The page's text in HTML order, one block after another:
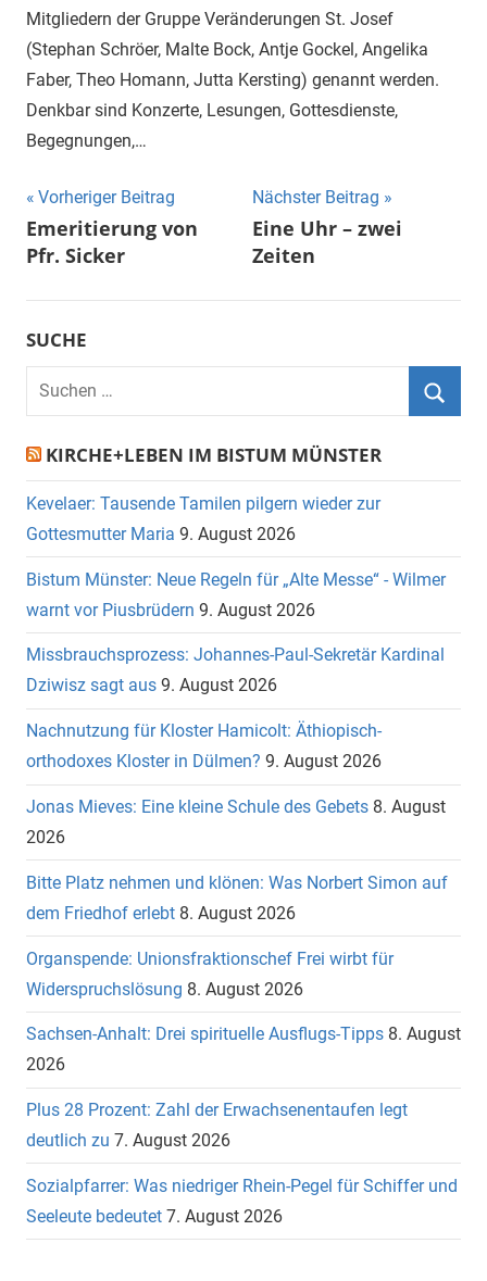
Mitgliedern der Gruppe Veränderungen St. Josef
(Stephan Schröer, Malte Bock, Antje Gockel, Angelika
Faber, Theo Homann, Jutta Kersting) genannt werden.
Denkbar sind Konzerte, Lesungen, Gottesdienste,
Begegnungen,…
Beitragsnavigation
Vorheriger Beitrag
Emeritierung von
Pfr. Sicker
Nächster Beitrag
Eine Uhr – zwei
Zeiten
SUCHE
Suchen
KIRCHE+LEBEN IM BISTUM MÜNSTER
Kevelaer: Tausende Tamilen pilgern wieder zur
Gottesmutter Maria 9. August 2026
Bistum Münster: Neue Regeln für „Alte Messe“ - Wilmer
warnt vor Piusbrüdern 9. August 2026
Missbrauchsprozess: Johannes-Paul-Sekretär Kardinal
Dziwisz sagt aus 9. August 2026
Nachnutzung für Kloster Hamicolt: Äthiopisch-
orthodoxes Kloster in Dülmen? 9. August 2026
Jonas Mieves: Eine kleine Schule des Gebets 8. August
2026
Bitte Platz nehmen und klönen: Was Norbert Simon auf
dem Friedhof erlebt 8. August 2026
Organspende: Unionsfraktionschef Frei wirbt für
Widerspruchslösung 8. August 2026
Sachsen-Anhalt: Drei spirituelle Ausflugs-Tipps 8. August
2026
Plus 28 Prozent: Zahl der Erwachsenentaufen legt
deutlich zu 7. August 2026
Sozialpfarrer: Was niedriger Rhein-Pegel für Schiffer und
Seeleute bedeutet 7. August 2026